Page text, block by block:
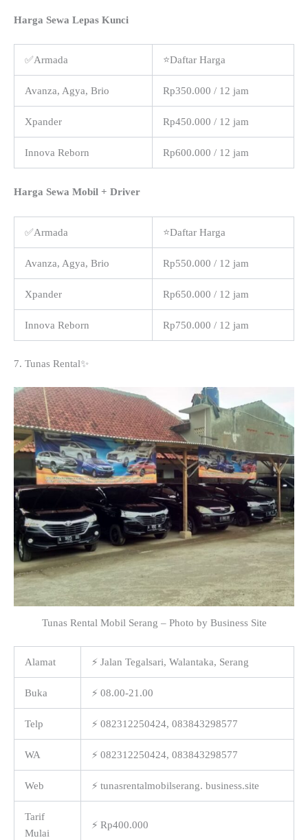
Harga Sewa Lepas Kunci
✅Armada ⭐Daftar Harga
Avanza, Agya, Brio Rp350.000 / 12 jam
Xpander Rp450.000 / 12 jam
Innova Reborn Rp600.000 / 12 jam
Harga Sewa Mobil + Driver
✅Armada ⭐Daftar Harga
Avanza, Agya, Brio Rp550.000 / 12 jam
Xpander Rp650.000 / 12 jam
Innova Reborn Rp750.000 / 12 jam
7. Tunas Rental✨
Tunas Rental Mobil Serang – Photo by Business Site
Alamat ⚡ Jalan Tegalsari, Walantaka, Serang
Buka ⚡ 08.00-21.00
Telp ⚡ 082312250424, 083843298577
WA ⚡ 082312250424, 083843298577
Web ⚡ tunasrentalmobilserang. business.site
Tarif
Mulai
⚡ Rp400.000